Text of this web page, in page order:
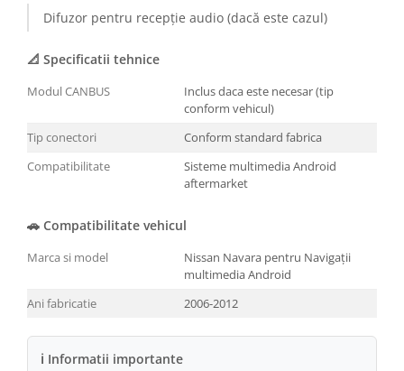
Conectică Volkswagen
Conectică Renault
Difuzor pentru recepție audio (dacă este cazul)
📐 Specificatii tehnice
Modul CANBUS
Inclus daca este necesar (tip
conform vehicul)
Tip conectori
Conform standard fabrica
Compatibilitate
Sisteme multimedia Android
aftermarket
🚗 Compatibilitate vehicul
Marca si model
Nissan Navara pentru Navigații
multimedia Android
Ani fabricatie
2006-2012
ℹ Informatii importante